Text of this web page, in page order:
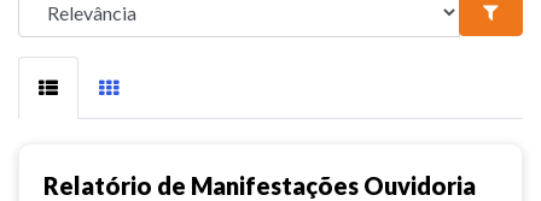
Relatório de Manifestações Ouvidoria